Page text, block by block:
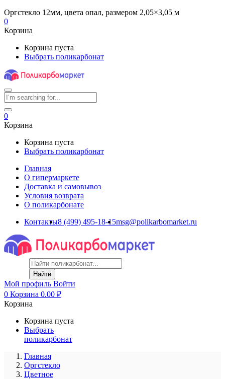
Оргстекло 12мм, цвета опал, размером 2,05×3,05 м
0
Корзина
Корзина пуста
Выбрать поликарбонат
0
Корзина
Корзина пуста
Выбрать поликарбонат
Главная
О гипермаркете
Доставка и самовывоз
Условия возврата
О поликарбонате
Контакты8 (499) 495-18-15msg@polikarbomarket.ru
Найти
Мой профиль Войти
0 Корзина 0.00 ₽
Корзина
Корзина пуста
Выбрать
поликарбонат
Главная
Оргстекло
Цветное